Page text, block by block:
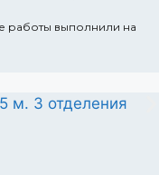
работы выполнили на